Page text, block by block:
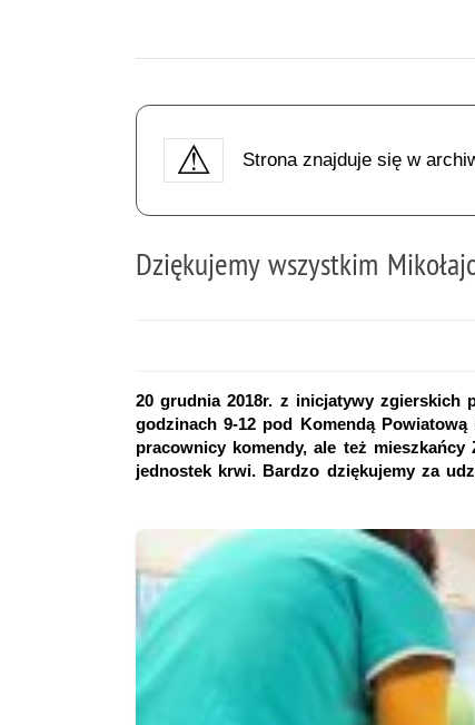
Strona znajduje się w
Dziękujemy wszystkim
20 grudnia 2018r. z inicjatywy zgierskich
godzinach 9-12 pod Komendą
pracownicy komendy, ale też
jednostek krwi. Bardzo dziękujemy za